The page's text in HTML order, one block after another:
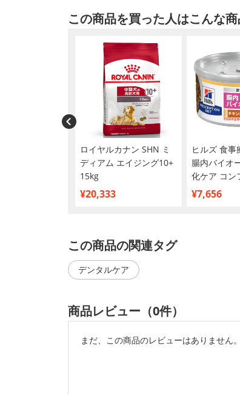
この商品を買った人はこんな
ロイヤルカナン SHN ミ
ディアム エイジング10+
15kg
¥20,333
ヒルズ 食事
腸内バイオ
化ケア コン
キン＆野菜
缶 82g×24
¥7,656
この商品の関連タグ
デンタルケア
商品レビュー（0件）
まだ、この商品のレビューはありません。